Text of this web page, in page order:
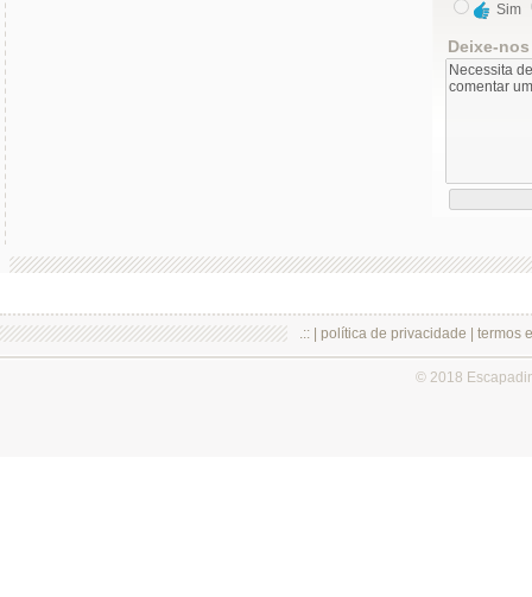
Sim
Deixe-
.:: | política de privacidade termos
© 2018